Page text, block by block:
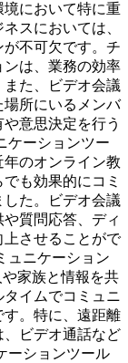
境において特に重
スにおいては、
不可欠です。チ
は、業務の効率
た、ビデオ会議
所にいるメンバ
意思決定を行う
ケーションツー
のオンライン教
も効果的にコミ
た。ビデオ会議
質問応答、ディ
上させることがで
ュニケーション
家族と情報を共
イムでコミュニ
。特に、遠距離
ビデオ通話など
ーションツール